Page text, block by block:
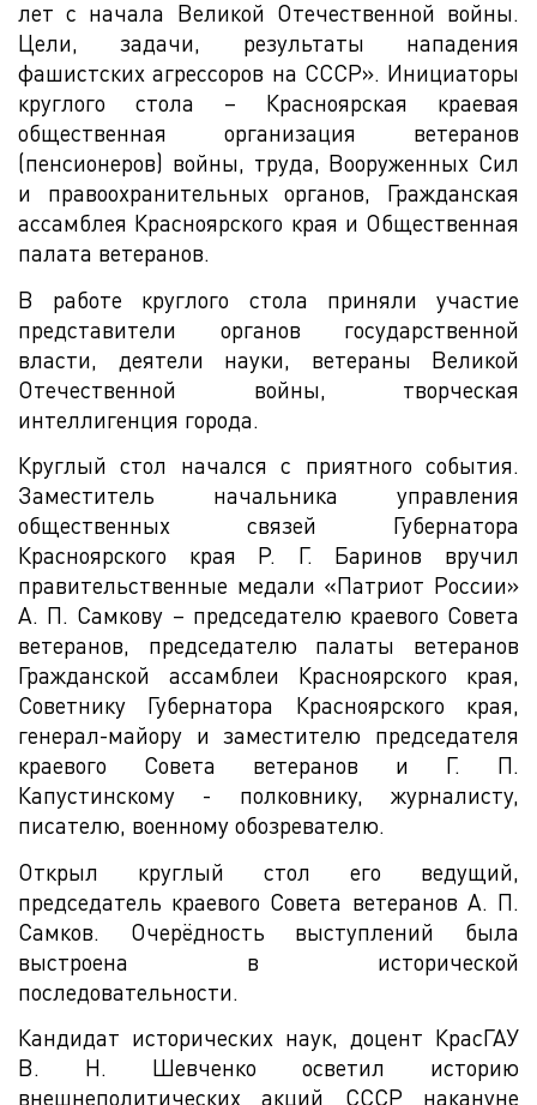
лет с начала Великой Отечественной войны.
Цели, задачи, результаты нападения
фашистских агрессоров на СССР». Инициаторы
круглого стола – Красноярская краевая
общественная организация ветеранов
(пенсионеров) войны, труда, Вооруженных Сил
и правоохранительных органов, Гражданская
ассамблея Красноярского края и Общественная
палата ветеранов.
В работе круглого стола приняли участие
представители органов государственной
власти, деятели науки, ветераны Великой
Отечественной войны, творческая
интеллигенция города.
Круглый стол начался с приятного события.
Заместитель начальника управления
общественных связей Губернатора
Красноярского края Р. Г. Баринов вручил
правительственные медали «Патриот России»
А. П. Самкову – председателю краевого Совета
ветеранов, председателю палаты ветеранов
Гражданской ассамблеи Красноярского края,
Советнику Губернатора Красноярского края,
генерал-майору и заместителю председателя
краевого Совета ветеранов и Г. П.
Капустинскому - полковнику, журналисту,
писателю, военному обозревателю.
Открыл круглый стол его ведущий,
председатель краевого Совета ветеранов А. П.
Самков. Очерёдность выступлений была
выстроена в исторической
последовательности.
Кандидат исторических наук, доцент КрасГАУ
В. Н. Шевченко осветил историю
внешнеполитических акций СССР накануне